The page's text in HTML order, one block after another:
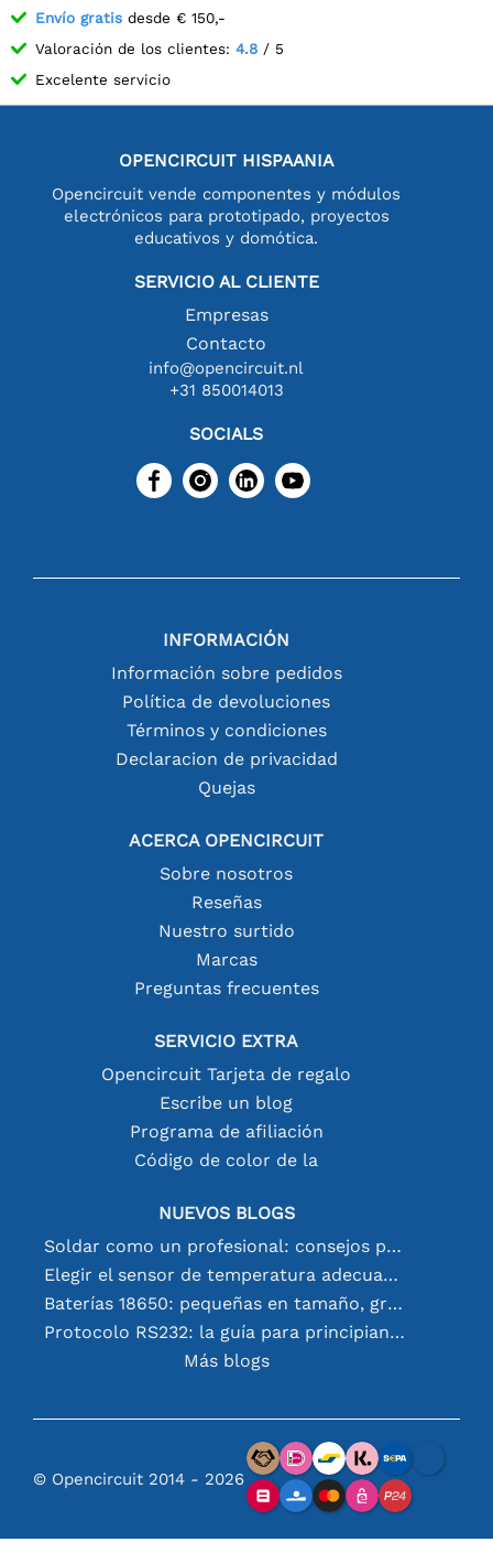
Envío gratis desde € 150,-
Valoración de los clientes: 4.8 / 5
Excelente servicio
OPENCIRCUIT HISPAANIA
Opencircuit vende componentes y módulos
electrónicos para prototipado, proyectos
educativos y domótica.
SERVICIO AL CLIENTE
Empresas
Contacto
info@opencircuit.nl
+31 850014013
SOCIALS
INFORMACIÓN
Información sobre pedidos
Política de devoluciones
Términos y condiciones
Declaracion de privacidad
Quejas
ACERCA OPENCIRCUIT
Sobre nosotros
Reseñas
Nuestro surtido
Marcas
Preguntas frecuentes
SERVICIO EXTRA
Opencircuit Tarjeta de regalo
Escribe un blog
Programa de afiliación
Código de color de la
NUEVOS BLOGS
Soldar como un profesional: consejos para conexiones electrónicas perfectas
Elegir el sensor de temperatura adecuado [youtube]
Baterías 18650: pequeñas en tamaño, grandes en rendimiento
Protocolo RS232: la guía para principiantes
Más blogs
© Opencircuit 2014 - 2026